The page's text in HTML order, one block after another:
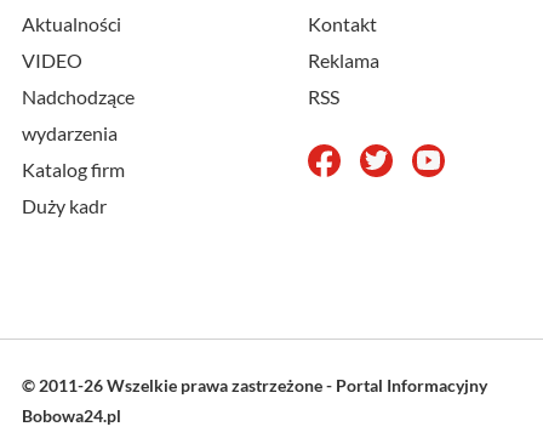
Aktualności
VIDEO
Nadchodzące
wydarzenia
Katalog firm
Duży kadr
Kontakt
Reklama
RSS
© 2011-26 Wszelkie prawa zastrzeżone - Portal Informacyjny
Bobowa24.pl